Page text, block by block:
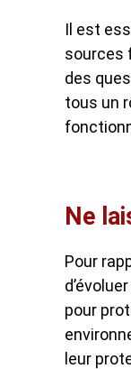
Il est
sources
des
tous un
Ne
Pour
pour
leur